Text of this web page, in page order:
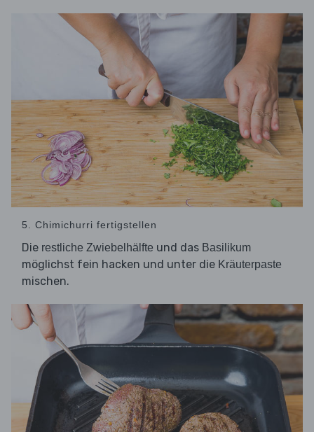
5. Chimichurri fertigstellen
Die restliche Zwiebelhälfte und das Basilikum
möglichst fein hacken und unter die Kräuterpaste
mischen.